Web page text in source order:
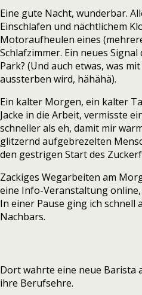
Eine gute Nacht, wunderbar.
Einschlafen und nächtlichem
Motoraufheulen eines
Schlafzimmer. Ein neues
Park? (Und auch etwas, was
aussterben wird, hähähä).
Ein kalter Morgen, ein kalter
Jacke in die Arbeit, vermisste
schneller als eh, damit mir
glitzernd aufgebrezelten
den gestrigen Start des
Zackiges Wegarbeiten am
eine Info-Veranstaltung
In einer Pause ging ich schnell
Nachbars.
Dort wahrte eine neue Barista
ihre Berufsehre.